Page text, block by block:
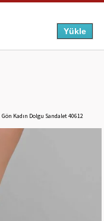
Gön Kadın Dolgu Sandalet 40612
Yükle